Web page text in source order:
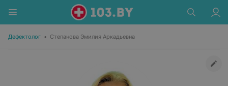
Дефектолог • Степанова Эмилия Аркадьевна